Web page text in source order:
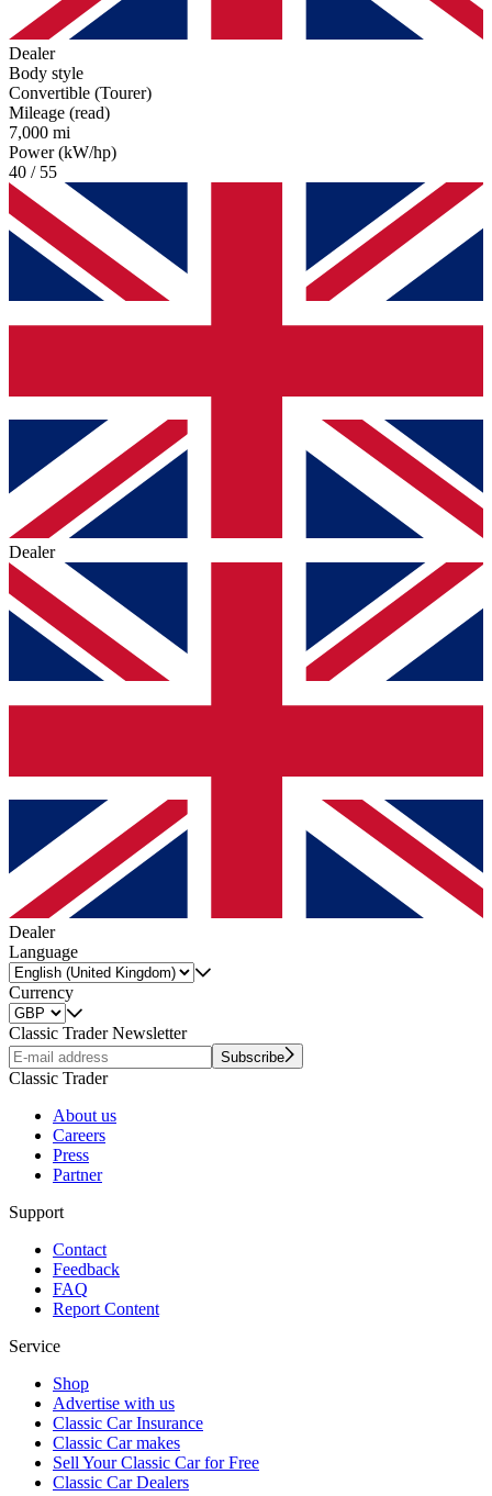
Dealer
Body style
Convertible (Tourer)
Mileage (read)
7,000 mi
Power (kW/hp)
40 / 55
Dealer
Dealer
Language
Currency
Classic Trader Newsletter
Subscribe
Classic Trader
About us
Careers
Press
Partner
Support
Contact
Feedback
FAQ
Report Content
Service
Shop
Advertise with us
Classic Car Insurance
Classic Car makes
Sell Your Classic Car for Free
Classic Car Dealers